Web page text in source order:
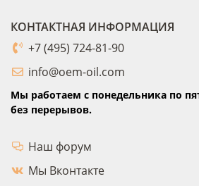
КОНТАКТНАЯ ИНФОРМАЦИЯ
+7 (495) 724-81-90
info@oem-oil.com
Мы работаем с понедельника по
без перерывов.
Наш форум
Мы Вконтакте